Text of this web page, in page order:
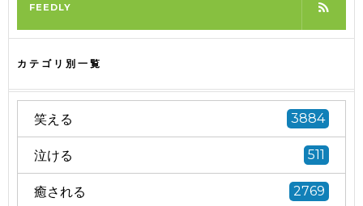
FEEDLY
カテゴリ別一覧
笑える 3884
泣ける 511
癒される 2769